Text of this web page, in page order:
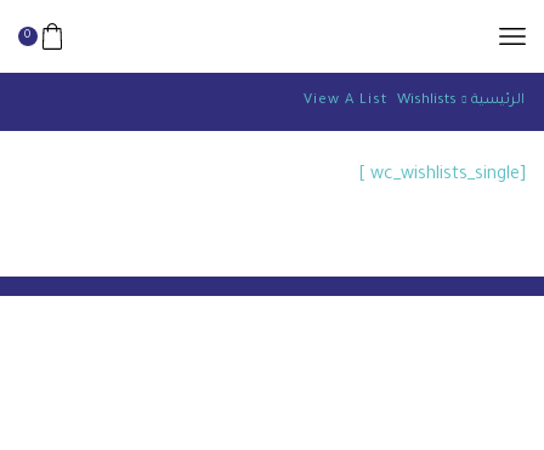
0
الرئيسية Wishlists
View A List
[wc_wishlists_single ]